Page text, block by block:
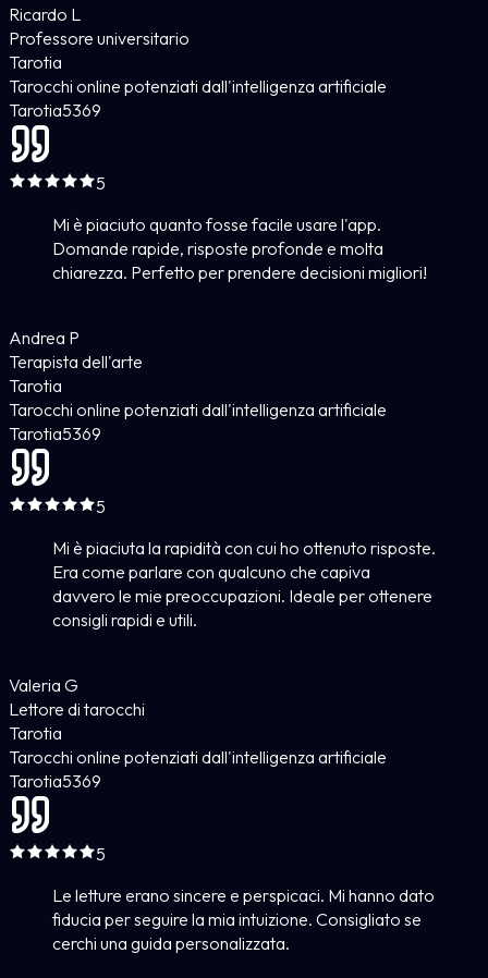
Ricardo L
Professore universitario
Tarotia
Tarocchi online potenziati dall'intelligenza artificiale
Tarotia5369
5
Mi è piaciuto quanto fosse facile usare l'app.
Domande rapide, risposte profonde e molta
chiarezza. Perfetto per prendere decisioni migliori!
Andrea P
Terapista dell'arte
Tarotia
Tarocchi online potenziati dall'intelligenza artificiale
Tarotia5369
5
Mi è piaciuta la rapidità con cui ho ottenuto risposte.
Era come parlare con qualcuno che capiva
davvero le mie preoccupazioni. Ideale per ottenere
consigli rapidi e utili.
Valeria G
Lettore di tarocchi
Tarotia
Tarocchi online potenziati dall'intelligenza artificiale
Tarotia5369
5
Le letture erano sincere e perspicaci. Mi hanno dato
fiducia per seguire la mia intuizione. Consigliato se
cerchi una guida personalizzata.